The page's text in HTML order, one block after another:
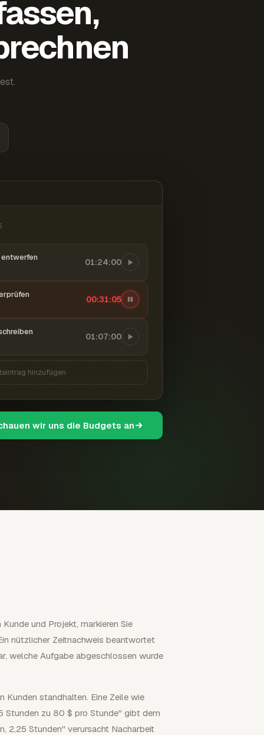
01:24:00
00:31:06
01:07:00
hinzufügen
wir uns die Budgets an
und Projekt, markieren Sie
nützlicher Zeitnachweis beantwortet
welche Aufgabe abgeschlossen wurde
Kunden standhalten. Eine Zeile wie
Stunden zu 80 $ pro Stunde" gibt dem
2,25 Stunden" verursacht Nacharbeit